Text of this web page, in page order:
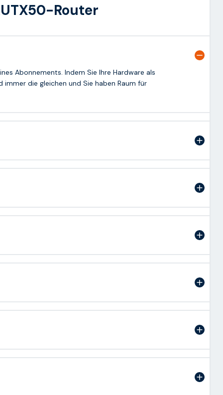
Router
Abonnements. Indem Sie Ihre Hardware als
die gleichen und Sie haben Raum für